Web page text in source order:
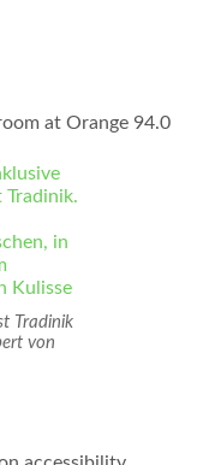
at Orange 94.0
Tradinik
von